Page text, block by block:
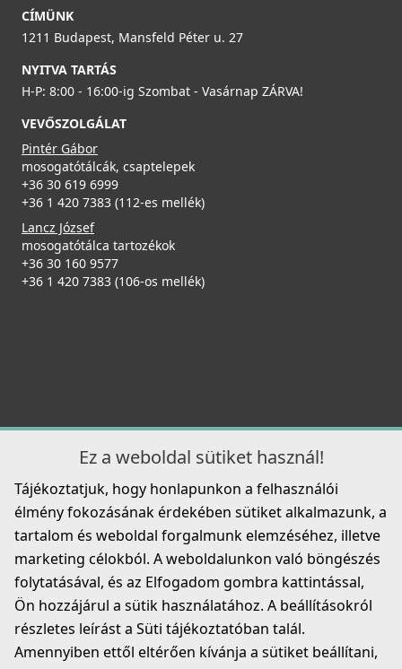
CATA - Csaptelep CMA/H
CATA - Csaptelep CPB/A
69 990 Ft
Részletek
CÍMÜNK
1211 Budapest, Mansfeld Péter u. 27
NYITVA TARTÁS
H-P: 8:00 - 16:00-ig Szombat - Vasárnap ZÁRVA!
VEVŐSZOLGÁLAT
Pintér Gábor
mosogatótálcák, csaptelepek
+36 30 619 6999
+36 1 420 7383 (112-es mellék)
Lancz József
mosogatótálca tartozékok
+36 30 160 9577
+36 1 420 7383 (106-os mellék)
Ez a weboldal sütiket használ!
Tájékoztatjuk, hogy honlapunkon a felhasználói
élmény fokozásának érdekében sütiket alkalmazunk, a
tartalom és weboldal forgalmunk elemzéséhez, illetve
marketing célokból. A weboldalunkon való böngészés
folytatásával, és az Elfogadom gombra kattintással,
Ön hozzájárul a sütik használatához. A beállításokról
részletes leírást a Süti tájékoztatóban talál.
Amennyiben ettől eltérően kívánja a sütiket beállítani,